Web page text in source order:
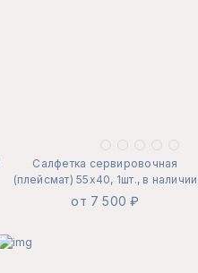
Салфетка сервировочная
(плейсмат) 55х40, 1шт., в наличии
от 7 500 ₽